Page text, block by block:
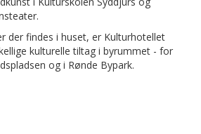
der findes i huset, er Kulturhotellet
kulturelle tiltag i byrummet - for
og i Rønde Bypark.